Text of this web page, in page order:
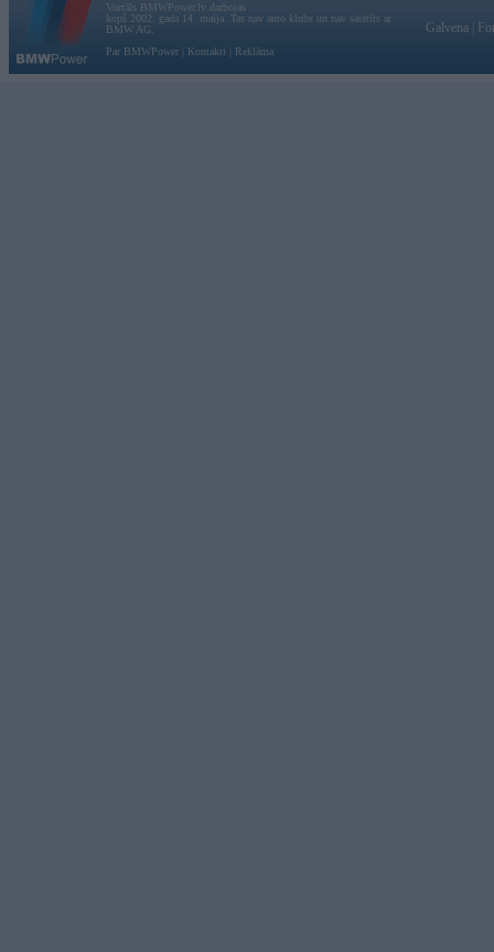
Vortāls BMWPower.lv darbojas
kopš 2002. gada 14. maija. Tas nav auto klubs un nav saistīts ar
BMW AG.
Par BMWPower
Kontakti Reklāma
Galvena